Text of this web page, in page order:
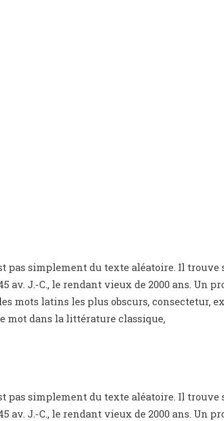
pas simplement du texte aléatoire. Il trouve
J.-C., le rendant vieux de 2000 ans. Un
mots latins les plus obscurs, consectetur,
mot dans la littérature classique,
pas simplement du texte aléatoire. Il trouve
J.-C., le rendant vieux de 2000 ans. Un